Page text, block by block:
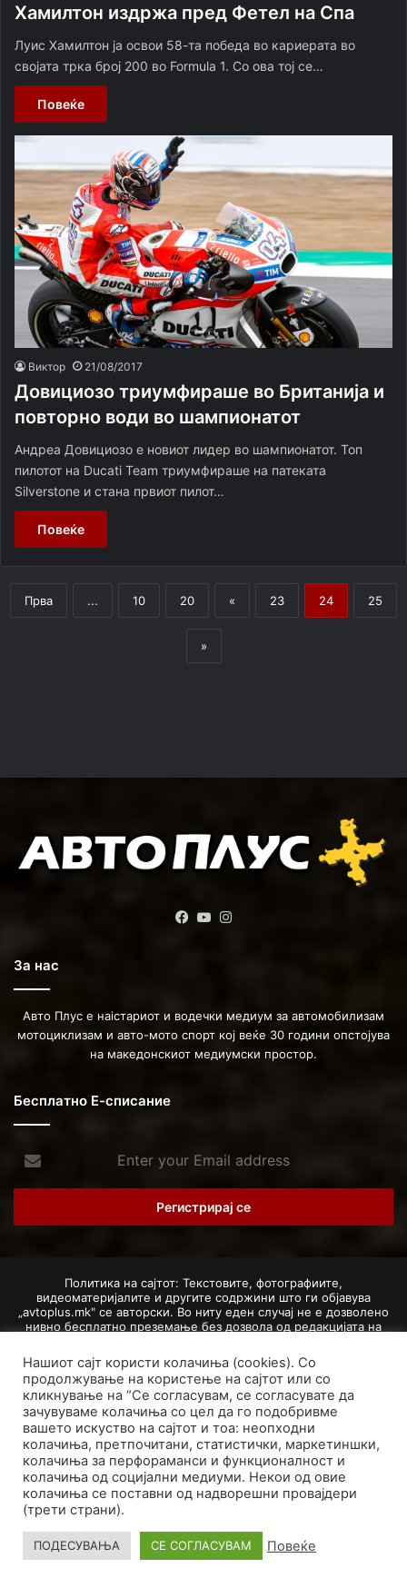
Хамилтон издржа пред Фетел на Спа
Луис Хамилтон ја освои 58-та победа во кариерата во
својата трка број 200 во Formula 1. Со ова тој се…
Повеќе
Виктор 21/08/2017
Довициозо триумфираше во Британија и
повторно води во шампионатот
Андреа Довициозо е новиот лидер во шампионатот. Топ
пилотот на Ducati Team триумфираше на патеката
Silverstone и стана првиот пилот…
Повеќе
Прва ... 10 20 « 23 24 25
»
Facebook
YouTube
За нас
Авто Плус е наістариот и водечки медиум за автомобилизам
мотоциклизам и авто-мото спорт кој веќе 30 години опстојува
на македонскиот медиумски простор.
Бесплатно Е-списание
your
Email
Политика на сајтот: Текстовите, фотографиите,
видеоматеријалите и другите содржини што ги објавува
„avtoplus.mk" се авторски. Во ниту еден случај не е дозволено
нивно бесплатно преземање без дозвола од редакцијата на
фотографиите, видеоматеријалите и другите содржини
дозволено е да се преземат со задолжително наведување на
изворот и авторот со вметнување на директна интернет-врска
(линк) до оригиналната содржина на „avtoplus.mk". При
добивање на одобрување од редакцијата за превземање на
текст, може да се превземе само дел од новинарско дело
насловот, придружната фотографија (односно насловната
фотографија) и воведниот дел на текстот, познат како „лид".
Преземање содржини од „avtoplus.mk" надвор од овие услови
не е дозволено и подложи на санкционирање согласно
Законот за авторски и сродни права.
Developed by PROCESS IN. Hosted by
За нас
Импресум Маркетинг
Правила и услови
Нашиот сајт користи колачиња (cookies). Со
продолжување на користење на сајтот или со
кликнување на “Се согласувам, се согласувате да
зачувуваме колачиња со цел да го подобривме
вашето искуство на сајтот и тоа: неопходни
колачиња, претпочитани, статистички, маркетиншки,
колачиња за перфораманси и функционалност и
колачиња од социјални медиуми. Некои од овие
колачиња се поставни од надворешни провајдери
(трети страни).
ПОДЕСУВАЊА СЕ СОГЛАСУВАМ Повеќе